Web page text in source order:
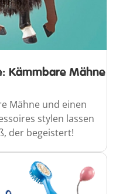
Kämmbare Mähne
Mähne und einen
stylen lassen
der begeistert!